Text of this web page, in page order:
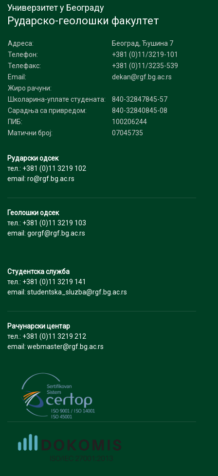
Универзитет у Београду
Рударско-геолошки факултет
Адреса:
Београд, Ђушина 7
Телефон:
+381 (0)11/3219-101
Телефакс:
+381 (0)11/3235-539
Email:
dekan@rgf.bg.ac.rs
Жиро рачуни:
Школарина-уплате студената:
840-32847845-57
Сарадња са привредом:
840-32840845-08
ПИБ:
100206244
Матични број:
07045735
Рударски одсек
тел.: +381 (0)11 3219 102
email: ro@rgf.bg.ac.rs
Геолошки одсек
тел.: +381 (0)11 3219 103
email: gorgf@rgf.bg.ac.rs
Студентска служба
тел.: +381 (0)11 3219 141
email: studentska_sluzba@rgf.bg.ac.rs
Рачунарски центар
тел.: +381 (0)11 3219 212
email: webmaster@rgf.bg.ac.rs